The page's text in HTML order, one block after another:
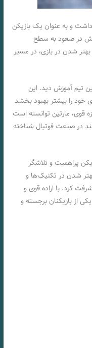
و به عنوان یک بازیکن
در صعود به سطح
بهتر شدن در بازی، در مسیر
تیم آموزش دید. این
خود را بیشتر بهبود بخشد
قوی، مارتین توانسته است
در صنعت فوتبال شناخته
پراهمیت و تلاشگر
بهتر شدن در تکنیک‌ها و
کرد. با اراده قوی و
از بازیکنان برجسته و